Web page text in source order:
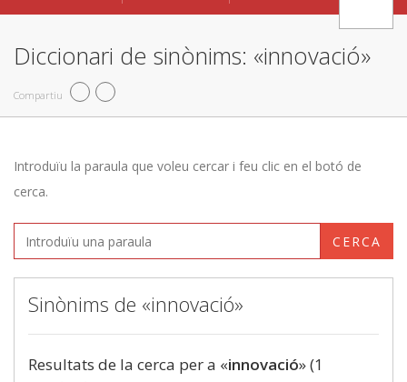
Diccionari de sinònims: «innovació»
Compartiu
Introduïu la paraula que voleu cercar i feu clic en el botó de
cerca.
CERCA
Sinònims de «innovació»
Resultats de la cerca per a «innovació» (1